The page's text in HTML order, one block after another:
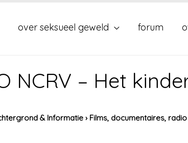
over seksueel geweld forum
NCRV – Het
& Informatie › Films, documentaires,